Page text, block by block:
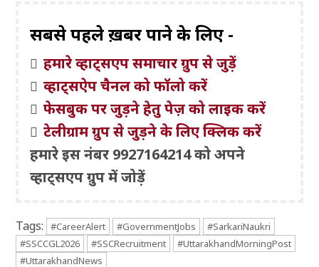
सबसे पहले ख़बरें पाने के लिए -
हमारे व्हाट्सएप समाचार ग्रुप से जुड़ें
व्हाट्सऐप चैनल को फॉलो करें
फेसबुक पर जुड़ने हेतु पेज़ को लाइक करें
टेलीग्राम ग्रुप से जुड़ने के लिए क्लिक करें
हमारे इस नंबर 9927164214 को अपने
व्हाट्सएप ग्रुप में जोड़ें
Tags: #CareerAlert #GovernmentJobs
#SarkariNaukri
#SSCCGL2026
#SSCRecruitment
#UttarakhandMorningPost
#UttarakhandNews